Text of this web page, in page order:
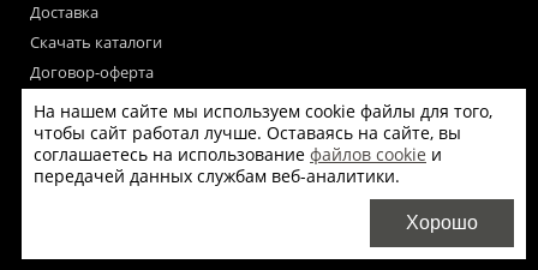
Доставка
Скачать каталоги
Договор-оферта
Пользовательское соглашение
Согласие на обработку персональных данных
Согласие на получение рекламных материалов
Политика использования файлов cookie на сайте
На нашем сайте мы используем cookie файлы для того,
чтобы сайт работал лучше. Оставаясь на сайте, вы
соглашаетесь на использование файлов cookie и
передачей данных службам веб-аналитики.
Хорошо